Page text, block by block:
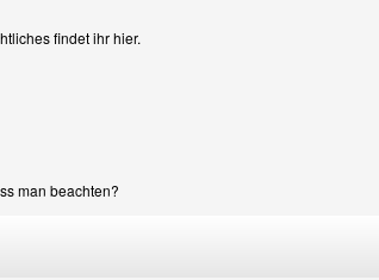
findet ihr hier.
man beachten?